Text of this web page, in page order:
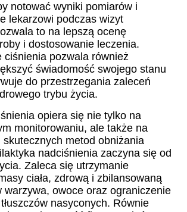
notować wyniki pomiarów i
lekarzowi podczas wizyt
to na lepszą ocenę
i dostosowanie leczenia.
ciśnienia pozwala również
świadomość swojego stanu
do przestrzegania zaleceń
trybu życia.
opiera się nie tylko na
monitorowaniu, ale także na
metod obniżania
nadciśnienia zaczyna się od
Zaleca się utrzymanie
ciała, zdrową i zbilansowaną
warzywa, owoce oraz ograniczenie
nasyconych. Równie